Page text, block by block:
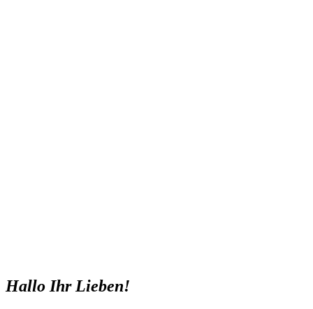
Hallo Ihr Lieben!